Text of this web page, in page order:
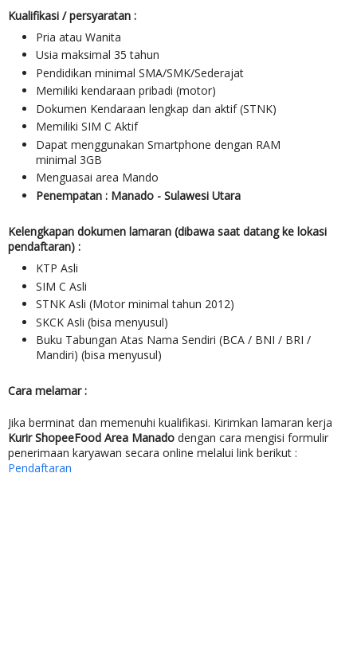
Kualifikasi / persyaratan :
Pria atau Wanita
Usia maksimal 35 tahun
Pendidikan minimal SMA/SMK/Sederajat
Memiliki kendaraan pribadi (motor)
Dokumen Kendaraan lengkap dan aktif (STNK)
Memiliki SIM C Aktif
Dapat menggunakan Smartphone dengan RAM
minimal 3GB
Menguasai area Mando
Penempatan : Manado - Sulawesi Utara
Kelengkapan dokumen lamaran (dibawa saat datang ke lokasi
pendaftaran) :
KTP Asli
SIM C Asli
STNK Asli (Motor minimal tahun 2012)
SKCK Asli (bisa menyusul)
Buku Tabungan Atas Nama Sendiri (BCA / BNI / BRI /
Mandiri) (bisa menyusul)
Cara melamar :
Jika berminat dan memenuhi kualifikasi. Kirimkan lamaran kerja
Kurir ShopeeFood Area Manado dengan cara mengisi formulir
penerimaan karyawan secara online melalui link berikut :
Pendaftaran